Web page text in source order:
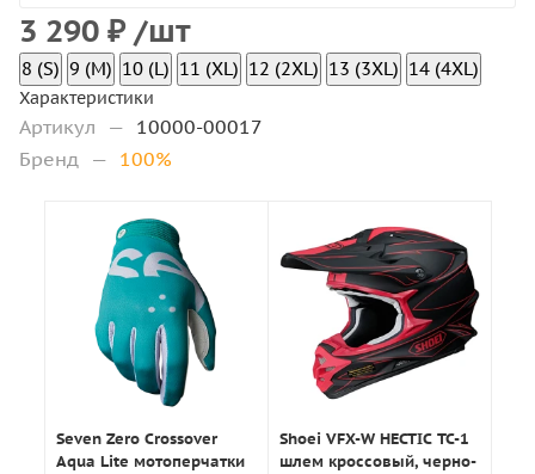
3 290 ₽ /шт
8 (S) 9 (M) 10 (L) 11 (XL) 12 (2XL) 13 (3XL) 14 (4XL)
Характеристики
Артикул — 10000-00017
Бренд — 100%
Seven Zero Crossover
Aqua Lite мотоперчатки
Shoei VFX-W HECTIC TC-1
шлем кроссовый, черно-